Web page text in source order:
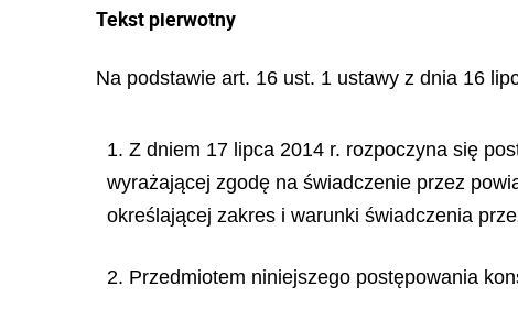
Tekst pierwotny
Na podstawie art. 16 ust. 1 ustawy z dnia 16
1. Z dniem 17 lipca 2014 r. rozpoczyna się
wyrażającej zgodę na świadczenie przez
określającej zakres i warunki świadczenia
2. Przedmiotem niniejszego postępowania